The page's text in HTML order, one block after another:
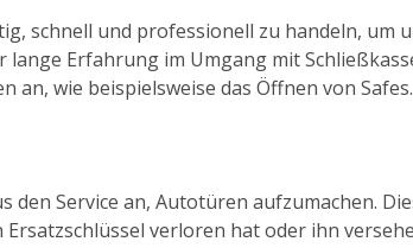
schnell und professionell zu handeln, um
Erfahrung im Umgang mit
wie beispielsweise das Öffnen von Safes.
den Service an, Autotüren aufzumachen.
verloren hat oder ihn